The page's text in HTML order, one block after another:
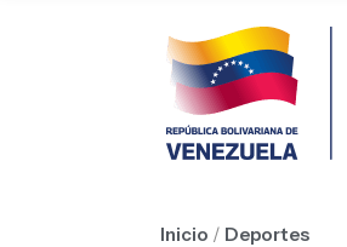
Inicio / Deportes